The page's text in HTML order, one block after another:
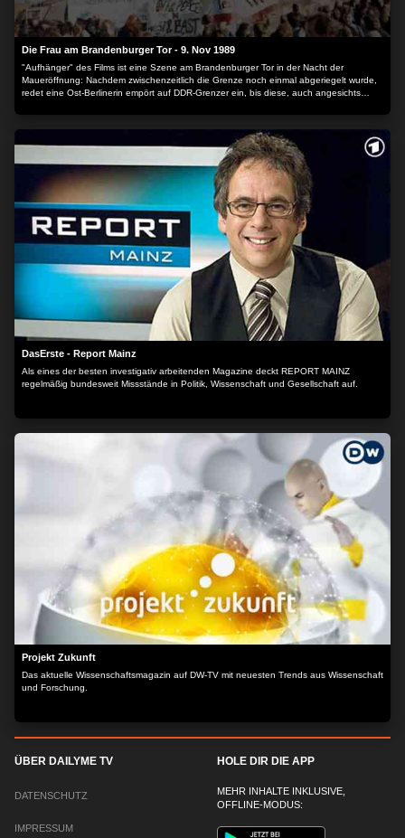
Die Frau am Brandenburger Tor - 9. Nov 1989
"Aufhänger" des Films ist eine Szene am Brandenburger Tor in der Nacht der
Maueröffnung: Nachdem zwischenzeitlich die Grenze noch einmal abgeriegelt wurde,
redet eine Ost-Berlinerin empört auf DDR-Grenzer ein, bis diese, auch angesichts
Interview-Ausschnitte mit Bärbel Reinke, der "Frau am Brandenburger Tor", über ihre
subjektive Sicht auf die damaligen Ereignisse, die DDR und die Zeit der Wende.
Interessant ist auch das Interview mit Frau Reinke und den Polizisten, die damals die
Grenze bewachen mussten, welches einige Monate nach dem Mauerfall stattfindet
und die Beteiligten zu diesem Vorfall befragt. Dazwischen werden Rückblenden
gezeigt, v.a. zum Fall der Mauer und zur Wendezeit zwischen Oktober 1989 und März
1990. Der Inhalt wird bereitgestellt von: PLAION PICTURES GmbH, Lochhamer Str. 9,
82152 Planegg/München
DasErste - Report Mainz
Als eines der besten investigativ arbeitenden Magazine deckt REPORT MAINZ
regelmäßig bundesweit Missstände in Politik, Wissenschaft und Gesellschaft auf.
Projekt Zukunft
Das aktuelle Wissenschaftsmagazin auf DW-TV mit neuesten Trends aus Wissenschaft
und Forschung.
ÜBER DAILYME TV
DATENSCHUTZ
IMPRESSUM
HOLE DIR DIE APP
MEHR INHALTE INKLUSIVE,
OFFLINE-MODUS: